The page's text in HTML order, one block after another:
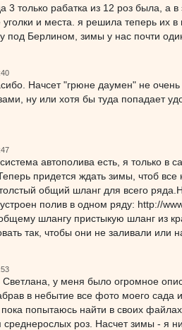
3 только рабатка из 12 роз была, а
и места. я решила теперь их
под Берлином, зимы у нас почти
Начсет "грюне даумен" не
ну или хотя бы туда попадает
автополива есть, я только в
придется ждать зимы, чтоб
общий шланг для всего
устроен полив в одном ряду: http://
шлангу пристыкую шланг из
так, чтобы они не заливали или
Светлана, у меня было огромное
в небытие все фото моего сада
пока попытаюсь найти в своих
среднерослых роз. Насчет зимы - я